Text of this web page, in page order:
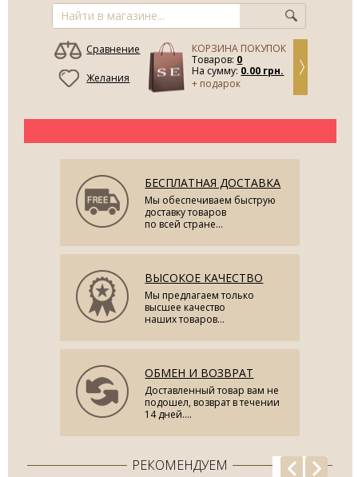
КОРЗИНА ПОКУПОК
Товаров: 0
На сумму: 0.00 грн.
+ подарок
Сравнение
Желания
БЕСПЛАТНАЯ ДОСТАВКА
Мы обеспечиваем быструю
доставку товаров
по всей стране...
ВЫСОКОЕ КАЧЕСТВО
Мы предлагаем только
высшее качество
наших товаров...
ОБМЕН И ВОЗВРАТ
Доставленный товар вам не
подошел, возврат в течении
14 дней....
РЕКОМЕНДУЕМ